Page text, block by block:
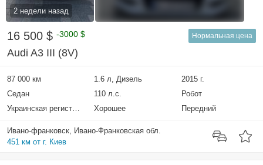
2 недели назад
16 500 $ -3000 $ Нормальная цена
Audi A3 III (8V)
87 000 км 1.6 л, Дизель
2015 г.
Седан
110 л.с.
Робот
Украинская регистрация
Хорошее Передний
Ивано-франковск, Ивано-Франковская обл.
451 км от г. Киев